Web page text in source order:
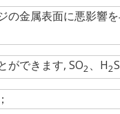
の金属表面に悪影響
ができます, SO2、H2